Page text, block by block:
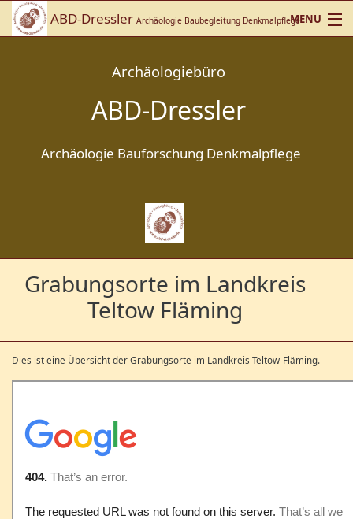
ABD-Dressler Archäologie Baubegleitung DenkmalpflegeMENU
Publikationen /Presse
Archäologiebüro
ABD-Dressler
Archäologie Bauforschung Denkmalpflege
Grabungsorte im Landkreis
Teltow Fläming
Dies ist eine Übersicht der Grabungsorte im Landkreis Teltow-Fläming.